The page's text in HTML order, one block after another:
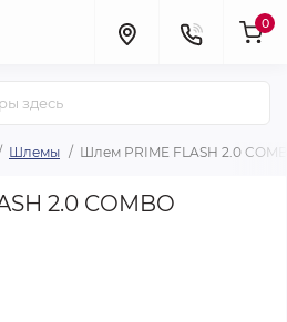
0
Шлемы Шлем PRIME FLASH 2.0
2.0 COMBO